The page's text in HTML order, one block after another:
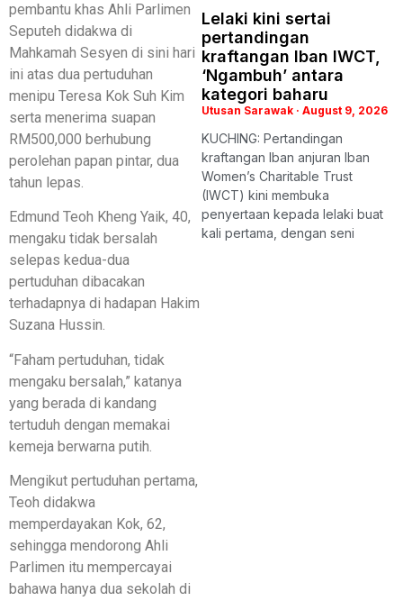
pembantu khas Ahli Parlimen
Seputeh didakwa di
Mahkamah Sesyen di sini hari
ini atas dua pertuduhan
menipu Teresa Kok Suh Kim
serta menerima suapan
RM500,000 berhubung
perolehan papan pintar, dua
tahun lepas.
Edmund Teoh Kheng Yaik, 40,
mengaku tidak bersalah
selepas kedua-dua
pertuduhan dibacakan
terhadapnya di hadapan Hakim
Suzana Hussin.
“Faham pertuduhan, tidak
mengaku bersalah,” katanya
yang berada di kandang
tertuduh dengan memakai
kemeja berwarna putih.
Mengikut pertuduhan pertama,
Teoh didakwa
memperdayakan Kok, 62,
sehingga mendorong Ahli
Parlimen itu mempercayai
bahawa hanya dua sekolah di
Lelaki kini sertai
pertandingan
kraftangan Iban IWCT,
‘Ngambuh’ antara
kategori baharu
Utusan Sarawak August 9, 2026
KUCHING: Pertandingan
kraftangan Iban anjuran Iban
Women’s Charitable Trust
(IWCT) kini membuka
penyertaan kepada lelaki buat
kali pertama, dengan seni